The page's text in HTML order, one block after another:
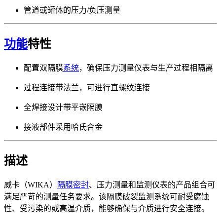
管道或罐体的压力/负压测量
功能特性
配置双隔膜系统，确保压力测量仪表与生产过程相隔离
过程连接带法兰，可进行直螺纹连接
全焊接设计带平嵌隔膜
接液部件采用哈氏合金
描述
威卡（WIKA） 隔膜密封、压力测量和监测仪表的产品组合可
满足严苛的测量任务要求。该隔膜破裂监测系统可耐受腐蚀
性、受污染的或高温介质，能够确保与介质进行安全连接。